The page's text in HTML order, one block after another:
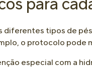
para
diferentes tipos de
o protocolo pode
especial com a